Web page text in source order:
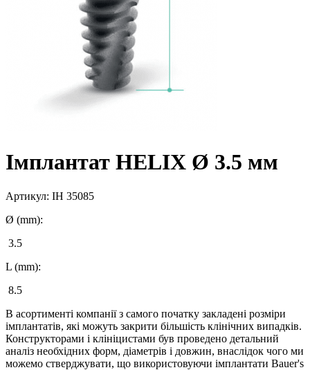
Імплантат HELIX Ø 3.5 мм
Артикул: IH 35085
Ø (mm):
3.5
L (mm):
8.5
В асортименті компанії з самого початку закладені розміри
імплантатів, які можуть закрити більшість клінічних випадків.
Конструкторами і клініцистами був проведено детальний
аналіз необхідних форм, діаметрів і довжин, внаслідок чого ми
можемо стверджувати, що використовуючи імплантати Bauer's